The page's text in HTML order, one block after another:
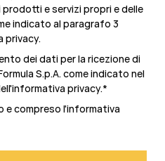
e servizi propri e delle
indicato al paragrafo 3
privacy.
dei dati per la ricezione di
S.p.A. come indicato nel
informativa privacy.*
e compreso l'informativa